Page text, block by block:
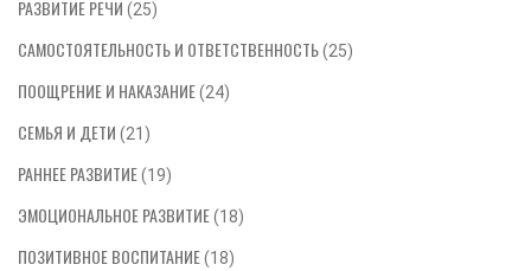
РАЗВИТИЕ РЕЧИ (25)
САМОСТОЯТЕЛЬНОСТЬ И ОТВЕТСТВЕННОСТЬ(25)
ПООЩРЕНИЕ И НАКАЗАНИЕ(24)
СЕМЬЯ И ДЕТИ (21)
РАННЕЕ РАЗВИТИЕ(19)
ЭМОЦИОНАЛЬНОЕ РАЗВИТИЕ(18)
ПОЗИТИВНОЕ ВОСПИТАНИЕ(18)